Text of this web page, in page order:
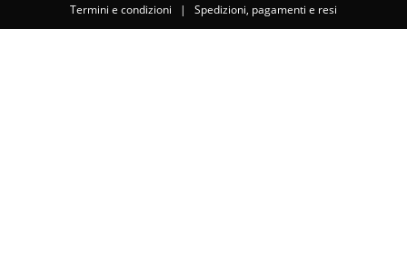
Termini e condizioni | Spedizioni, pagamenti e resi